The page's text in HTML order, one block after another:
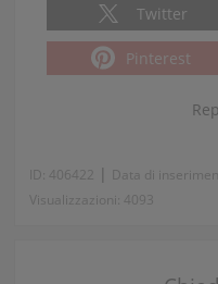
Twitter
Pinterest
ID: 406422 | Data di
Visualizzazioni: 4093